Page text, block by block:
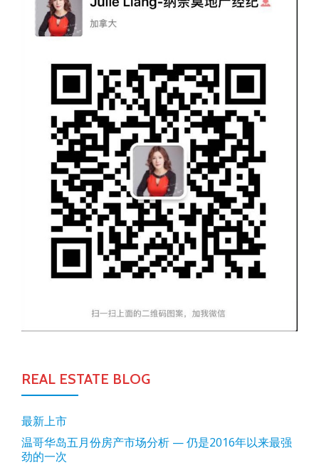
REAL ESTATE BLOG
最新上市
温哥华岛五月份房产市场分析 — 仍是2016年以来最强
劲的一次